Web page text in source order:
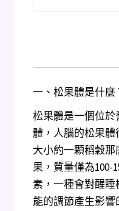
一、松果體是什麼
松果體是一個位
體，人腦的松果體
大小約一顆稻穀那
果，質量僅為100-
素，一種會對醒
能的調節產生影